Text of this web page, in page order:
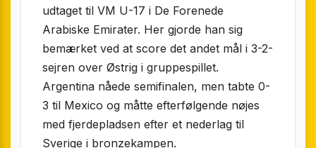
udtaget til VM U-17 i De Forenede
Arabiske Emirater. Her gjorde han sig
bemærket ved at score det andet mål i 3-2-
sejren over Østrig i gruppespillet.
Argentina nåede semifinalen, men tabte 0-
3 til Mexico og måtte efterfølgende nøjes
med fjerdepladsen efter et nederlag til
Sverige i bronzekampen.